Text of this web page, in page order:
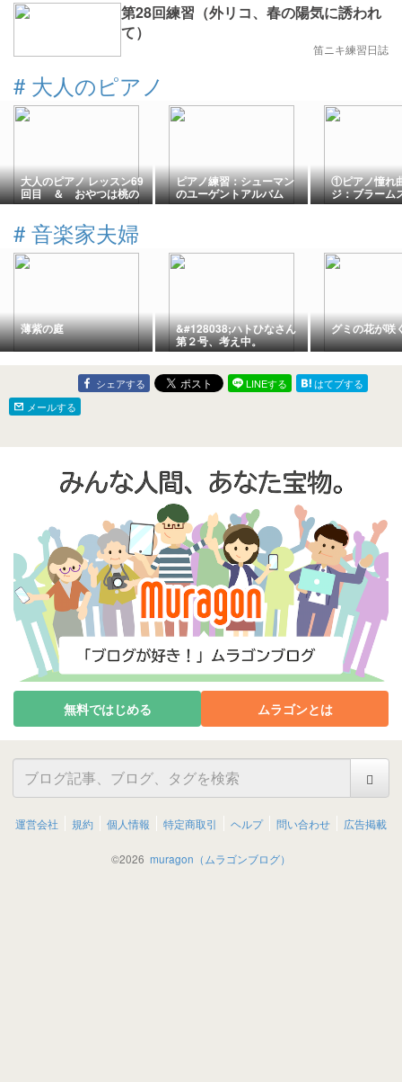
第28回練習（外リコ、春の陽気に誘われ
て）
笛ニキ練習日誌
# 大人のピアノ
大人のピアノ レッスン69
回目 ＆ おやつは桃の
スイーツ
ピアノ練習：シューマン
のユーゲントアルバム
①ピアノ憧れ
ジ：ブラーム
# 音楽家夫婦
薄紫の庭 &#128038;ハトひなさん
第２号、考え中。
グミの花が咲
シェアする LINEする
はてブする
メールする
無料ではじめる ムラゴンとは
運営会社 規約 個人情報 特定商取引 ヘルプ 問い合わせ 広告掲載
©2026 muragon（ムラゴンブログ）